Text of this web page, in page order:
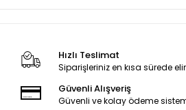
Hızlı Teslimat
Siparişleriniz en kısa sürede
Güvenli Alışveriş
Güvenli ve kolay ödeme